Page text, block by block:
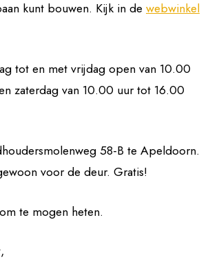
kunt bouwen. Kijk in de webwinkel
tot en met vrijdag open van 10.00
zaterdag van 10.00 uur tot 16.00
58-B te Apeldoorn.
voor de deur. Gratis!
te mogen heten.